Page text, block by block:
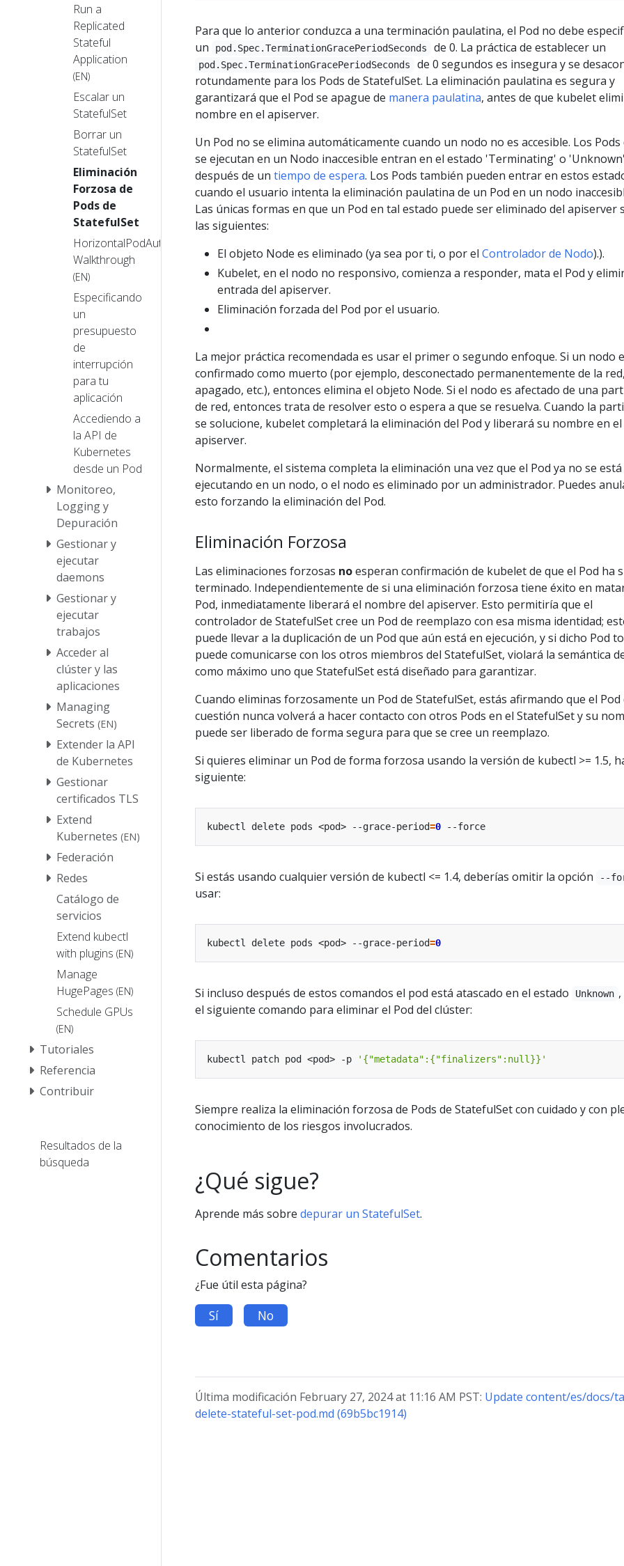
Run a
Replicated
Stateful
Application
(EN)
Escalar un
StatefulSet
Borrar un
StatefulSet
Eliminación
Forzosa de
Pods de
StatefulSet
HorizontalPodAutoscaler
Walkthrough
(EN)
Especificando
un
presupuesto
de
interrupción
para tu
aplicación
Accediendo a
la API de
Kubernetes
desde un Pod
Monitoreo,
Logging y
Depuración
Gestionar y
ejecutar
daemons
Gestionar y
ejecutar
trabajos
Acceder al
clúster y las
aplicaciones
Managing
Secrets (EN)
Extender la API
de Kubernetes
Gestionar
certificados TLS
Extend
Kubernetes (EN)
Federación
Redes
Catálogo de
servicios
Extend kubectl
with plugins (EN)
Manage
HugePages (EN)
Schedule GPUs
(EN)
Tutoriales
Referencia
Contribuir
Resultados de la
búsqueda
Para que lo anterior conduzca a una terminación paulatina, el Pod no debe
un
pod.Spec.TerminationGracePeriodSeconds de 0. La práctica de establecer un
pod.Spec.TerminationGracePeriodSeconds
de 0 segundos es insegura y se
rotundamente para los Pods de StatefulSet. La eliminación paulatina es segura y
garantizará que el Pod se apague de manera paulatina, antes de que kubelet
nombre en el apiserver.
Un Pod no se elimina automáticamente cuando un nodo no es accesible. Los Pods
se ejecutan en un Nodo inaccesible entran en el estado 'Terminating' o 'Unknown'
después de un tiempo de espera. Los Pods también pueden entrar en estos
cuando el usuario intenta la eliminación paulatina de un Pod en un nodo
Las únicas formas en que un Pod en tal estado puede ser eliminado del apiserver
las siguientes:
El objeto Node es eliminado (ya sea por ti, o por el Controlador de Nodo).).
Kubelet, en el nodo no responsivo, comienza a responder, mata el Pod y
entrada del apiserver.
Eliminación forzada del Pod por el usuario.
La mejor práctica recomendada es usar el primer o segundo enfoque. Si un nodo
confirmado como muerto (por ejemplo, desconectado permanentemente de la red,
apagado, etc.), entonces elimina el objeto Node. Si el nodo es afectado de una
de red, entonces trata de resolver esto o espera a que se resuelva. Cuando la
se solucione, kubelet completará la eliminación del Pod y liberará su nombre en el
apiserver.
Normalmente, el sistema completa la eliminación una vez que el Pod ya no se está
ejecutando en un nodo, o el nodo es eliminado por un administrador. Puedes
esto forzando la eliminación del Pod.
Eliminación Forzosa
Las eliminaciones forzosas noesperan confirmación de kubelet de que el Pod ha
terminado. Independientemente de si una eliminación forzosa tiene éxito en
Pod, inmediatamente liberará el nombre del apiserver. Esto permitiría que el
controlador de StatefulSet cree un Pod de reemplazo con esa misma identidad;
puede llevar a la duplicación de un Pod que aún está en ejecución, y si dicho Pod
puede comunicarse con los otros miembros del StatefulSet, violará la semántica
como máximo uno que StatefulSet está diseñado para garantizar.
Cuando eliminas forzosamente un Pod de StatefulSet, estás afirmando que el Pod
cuestión nunca volverá a hacer contacto con otros Pods en el StatefulSet y su
puede ser liberado de forma segura para que se cree un reemplazo.
Si quieres eliminar un Pod de forma forzosa usando la versión de kubectl >= 1.5,
siguiente:
kubectl delete pods <pod> --grace-period=0
Si estás usando cualquier versión de kubectl <= 1.4, deberías omitir la opción --
usar:
kubectl delete pods <pod> --grace-period=0
Si incluso después de estos comandos el pod está atascado en el estado Unknown
el siguiente comando para eliminar el Pod del clúster:
kubectl patch pod <pod> -p '{"metadata":{"finalizers":null}}'
Siempre realiza la eliminación forzosa de Pods de StatefulSet con cuidado y con
conocimiento de los riesgos involucrados.
¿Qué sigue?
Aprende más sobre depurar un StatefulSet.
Comentarios
¿Fue útil esta página?
Sí No
Última modificación February 27, 2024 at 11:16 AM PST: Update content/es/docs/
delete-stateful-set-pod.md (69b5bc1914)